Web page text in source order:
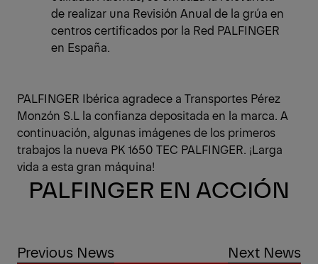
de realizar una Revisión Anual de la grúa en
centros certificados por la Red PALFINGER
en España.
PALFINGER Ibérica agradece a Transportes Pérez
Monzón S.L la confianza depositada en la marca. A
continuación, algunas imágenes de los primeros
trabajos la nueva PK 1650 TEC PALFINGER. ¡Larga
vida a esta gran máquina!
PALFINGER EN ACCIÓN
Previous News Next News